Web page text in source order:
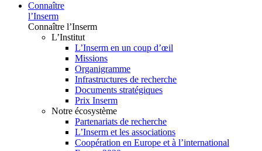
Connaître
l’Inserm
Connaître l’Inserm
L’Institut
L’Inserm en un coup d’œil
Missions
Organigramme
Infrastructures de recherche
Documents stratégiques
Prix Inserm
Notre écosystème
Partenariats de recherche
L’Inserm et les associations
Coopération en Europe et à l’international